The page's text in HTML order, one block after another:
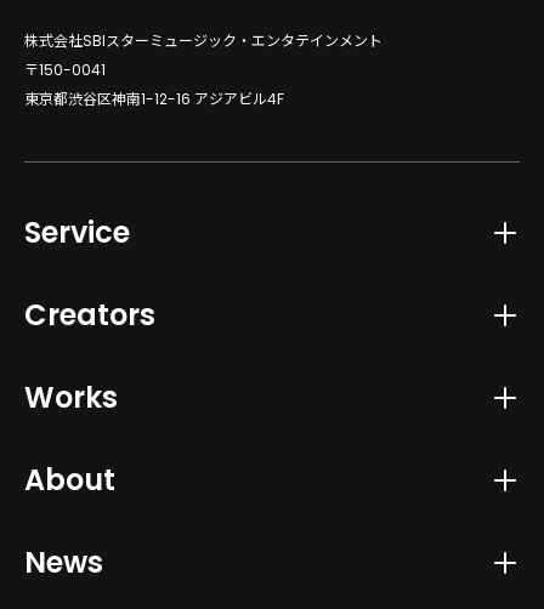
株式会社SBIスターミュージック・エンタテインメント
〒150-0041
東京都渋谷区神南1-12-16 アジアビル4F
Service
Creators
Works
About
News